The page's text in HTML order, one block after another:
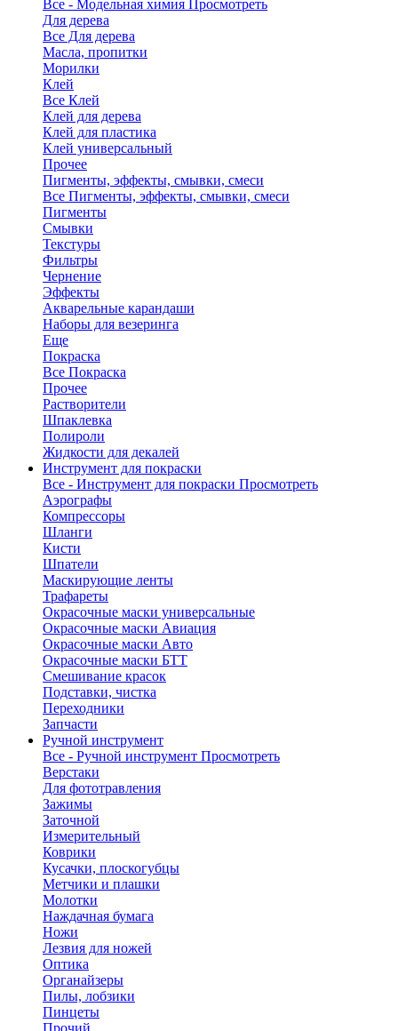
Все - Модельная химия Просмотреть
Для дерева
Все Для дерева
Масла, пропитки
Морилки
Клей
Все Клей
Клей для дерева
Клей для пластика
Клей универсальный
Прочее
Пигменты, эффекты, смывки, смеси
Все Пигменты, эффекты, смывки, смеси
Пигменты
Смывки
Текстуры
Фильтры
Чернение
Эффекты
Акварельные карандаши
Наборы для везеринга
Еще
Покраска
Все Покраска
Прочее
Растворители
Шпаклевка
Полироли
Жидкости для декалей
Инструмент для покраски
Все - Инструмент для покраски Просмотреть
Аэрографы
Компрессоры
Шланги
Кисти
Шпатели
Маскирующие ленты
Трафареты
Окрасочные маски универсальные
Окрасочные маски Авиация
Окрасочные маски Авто
Окрасочные маски БТТ
Смешивание красок
Подставки, чистка
Переходники
Запчасти
Ручной инструмент
Все - Ручной инструмент Просмотреть
Верстаки
Для фототравления
Зажимы
Заточной
Измерительный
Коврики
Кусачки, плоскогубцы
Метчики и плашки
Молотки
Наждачная бумага
Ножи
Лезвия для ножей
Оптика
Органайзеры
Пилы, лобзики
Пинцеты
Прочий